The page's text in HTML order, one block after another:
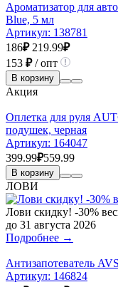
Ароматизатор для
Blue, 5 мл
Артикул: 138781
186₽ 219.99₽
153 ₽/ опт
В корзину
Акция
Оплетка для руля
подушек, черная
Артикул: 164047
399.99₽559.99
В корзину
ЛОВИ
Лови скидку! -30%
до 31 августа 2026
Подробнее →
Антизапотеватель
Артикул: 146824